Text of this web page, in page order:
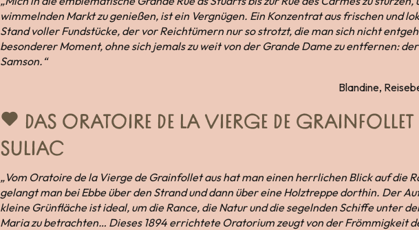
wimmelnden Markt zu genießen, ist ein Vergnügen. Ein Konzentrat aus frischen und
Stand voller Fundstücke, der vor Reichtümern nur so strotzt, die man sich nicht
besonderer Moment, ohne sich jemals zu weit von der Grande Dame zu entfernen:
Samson.“
Blandine,
DAS ORATOIRE DE LA VIERGE DE
SULIAC
„Vom Oratoire de la Vierge de Grainfollet aus hat man einen herrlichen Blick auf die
gelangt man bei Ebbe über den Strand und dann über eine Holztreppe dorthin. Der
kleine Grünfläche ist ideal, um die Rance, die Natur und die segelnden Schiffe unter
Maria zu betrachten… Dieses 1894 errichtete Oratorium zeugt von der Frömmigkeit